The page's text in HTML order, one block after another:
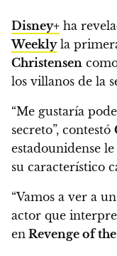
Disney+ ha
Weekly la
Christensen
los villanos de la
“Me gustaría
secreto”, contestó
estadounidense
su característico
“Vamos a ver a
actor que
en Revenge of